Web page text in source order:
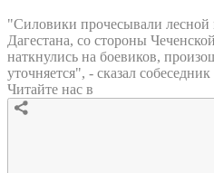
"Силовики прочесывали лесной
Дагестана, со стороны
наткнулись на боевиков,
уточняется", - сказал собеседник
Читайте нас в